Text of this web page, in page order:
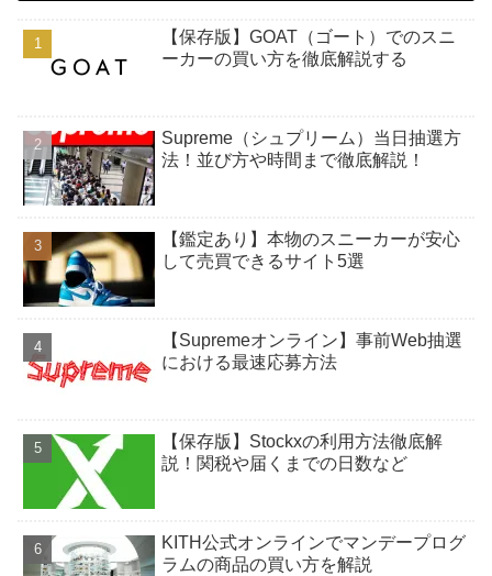
【保存版】GOAT（ゴート）でのスニ
ーカーの買い方を徹底解説する
Supreme（シュプリーム）当日抽選方
法！並び方や時間まで徹底解説！
【鑑定あり】本物のスニーカーが安心
して売買できるサイト5選
【Supremeオンライン】事前Web抽選
における最速応募方法
【保存版】Stockxの利用方法徹底解
説！関税や届くまでの日数など
KITH公式オンラインでマンデープログ
ラムの商品の買い方を解説